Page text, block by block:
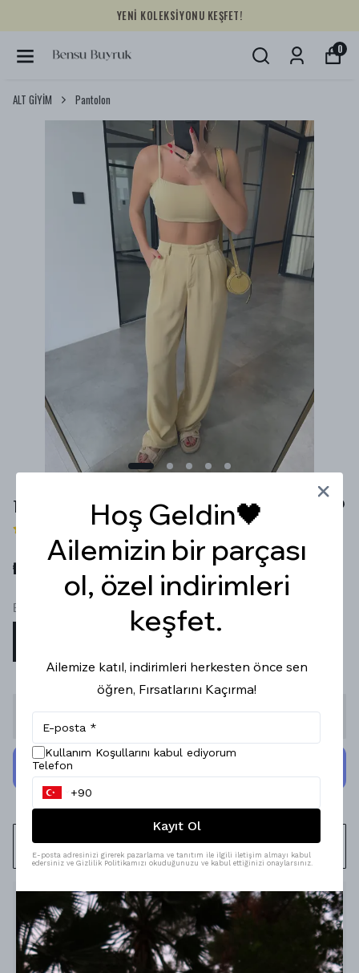
YENİ KOLEKSİYONU KEŞFET!
0
ALT GİYİM Pantolon
TENCEL LİME PALAZZO PANTOLON
2 değerlendirme
₺ 1,199.99
Beden
L
Stoğa Gelince Haber Ver
WHATSAPP
Ürün Açıklaması
Model Ölçüleri : 167cm/53kg
Modelin Beden : XS beden
Ürün İçeriği : -
Ürün Boyu :
Hoş Geldin🖤
Ailemizin bir parçası
ol, özel indirimleri
keşfet.
Ailemize katıl, indirimleri herkesten önce sen
öğren, Fırsatlarını Kaçırma!
Kullanım Koşullarını kabul ediyorum
Telefon
Kayıt Ol
E-posta adresinizi girerek pazarlama ve tanıtım ile ilgili iletişim almayı kabul
edersiniz ve Gizlilik Politikamızı okuduğunuzu ve kabul ettiğinizi onaylarsınız.